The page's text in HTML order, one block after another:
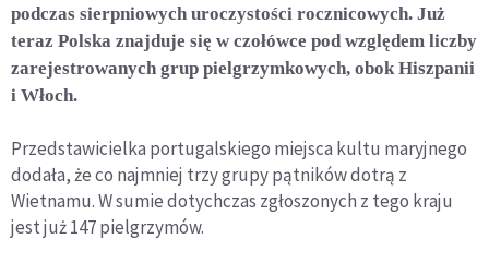
podczas sierpniowych uroczystości rocznicowych. Już
teraz Polska znajduje się w czołówce pod względem liczby
zarejestrowanych grup pielgrzymkowych, obok Hiszpanii
i Włoch.
Przedstawicielka portugalskiego miejsca kultu maryjnego
dodała, że co najmniej trzy grupy pątników dotrą z
Wietnamu. W sumie dotychczas zgłoszonych z tego kraju
jest już 147 pielgrzymów.